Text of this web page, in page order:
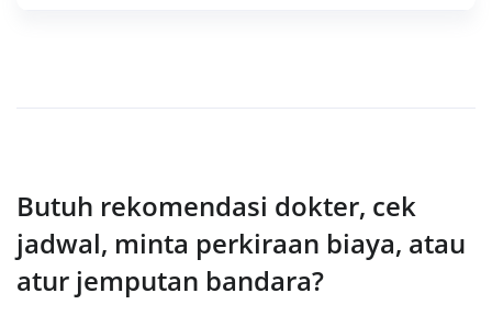
Butuh rekomendasi dokter, cek
jadwal, minta perkiraan biaya, atau
atur jemputan bandara?